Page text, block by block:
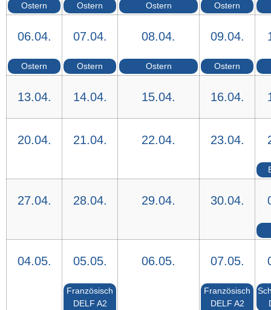
Ostern Ostern Ostern Ostern
06.04.
Ostern
07.04.
Ostern
08.04.
Ostern
09.04.
Ostern
13.04. 14.04. 15.04. 16.04.
20.04. 21.04. 22.04. 23.04.
27.04. 28.04. 29.04. 30.04.
04.05. 05.05.
Französisch
DELF A2
06.05. 07.05.
Französisch
DELF A2